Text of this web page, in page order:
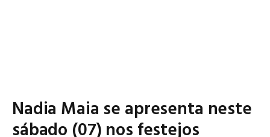
Nadia Maia se apresenta neste
sábado (07) nos festejos